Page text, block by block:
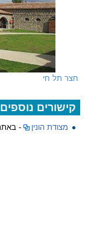
חצר תל חי
קישורים
מצודת הונין -